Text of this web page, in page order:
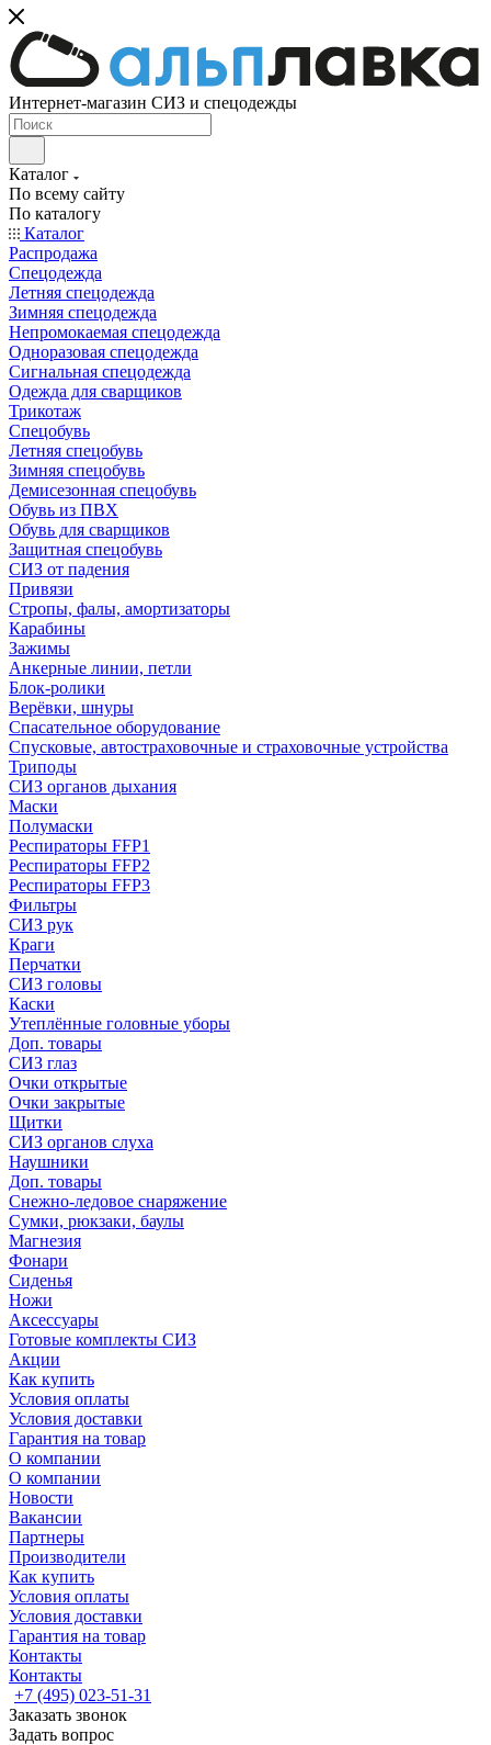
Интернет-магазин СИЗ и спецодежды
Каталог
По всему сайту
По каталогу
Каталог
Распродажа
Спецодежда
Летняя спецодежда
Зимняя спецодежда
Непромокаемая спецодежда
Одноразовая спецодежда
Сигнальная спецодежда
Одежда для сварщиков
Трикотаж
Спецобувь
Летняя спецобувь
Зимняя спецобувь
Демисезонная спецобувь
Обувь из ПВХ
Обувь для сварщиков
Защитная спецобувь
СИЗ от падения
Привязи
Стропы, фалы, амортизаторы
Карабины
Зажимы
Анкерные линии, петли
Блок-ролики
Верёвки, шнуры
Спасательное оборудование
Спусковые, автостраховочные и страховочные устройства
Триподы
СИЗ органов дыхания
Маски
Полумаски
Респираторы FFP1
Респираторы FFP2
Респираторы FFP3
Фильтры
СИЗ рук
Краги
Перчатки
СИЗ головы
Каски
Утеплённые головные уборы
Доп. товары
СИЗ глаз
Очки открытые
Очки закрытые
Щитки
СИЗ органов слуха
Наушники
Доп. товары
Снежно-ледовое снаряжение
Сумки, рюкзаки, баулы
Магнезия
Фонари
Сиденья
Ножи
Аксессуары
Готовые комплекты СИЗ
Акции
Как купить
Условия оплаты
Условия доставки
Гарантия на товар
О компании
О компании
Новости
Вакансии
Партнеры
Производители
Как купить
Условия оплаты
Условия доставки
Гарантия на товар
Контакты
Контакты
+7 (495) 023-51-31
Заказать звонок
Задать вопрос